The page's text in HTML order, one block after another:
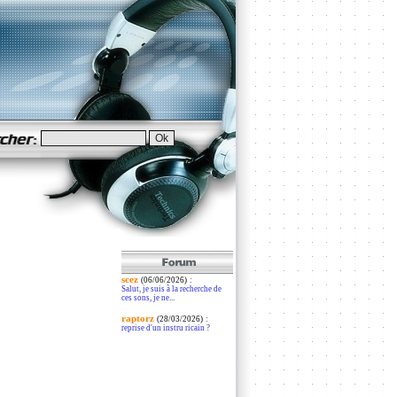
scez (06/06/2026):
Salut, je suis à la recherche de
ces sons, je ne...
raptorz (28/03/2026):
reprise d'un instru ricain ?